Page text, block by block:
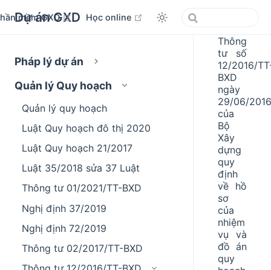
Dự án GXD
mềm GXD open in new window
Học online open in new window
Pháp lý dự án
Quản lý Quy hoạch
Quản lý quy hoạch
Luật Quy hoạch đô thị 2020
Luật Quy hoạch 21/2017
Luật 35/2018 sửa 37 Luật
Thông tư 01/2021/TT-BXD
Nghị định 37/2019
Nghị định 72/2019
Thông tư 02/2017/TT-BXD
Thông
tư số
12/2016/
BXD
ngày
29/06/2016
của
Bộ
Xây
dựng
quy
định
về hồ
sơ
của
nhiệm
vụ và
đồ án
quy